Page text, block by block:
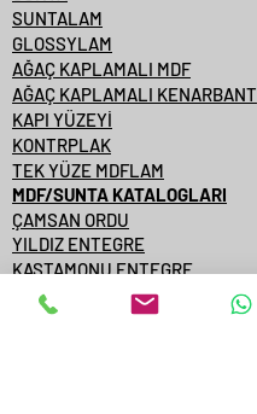
SUNTALAM
GLOSSYLAM
AĞAÇ KAPLAMALI MDF
AĞAÇ KAPLAMALI KENARBANT
KAPI YÜZEYİ
KONTRPLAK
TEK YÜZE MDFLAM
MDF/SUNTA KATALOGLARI
ÇAMSAN ORDU
YILDIZ ENTEGRE
KASTAMONU ENTEGRE
ÇAMSAN ENTEGRE
TAVERPAN